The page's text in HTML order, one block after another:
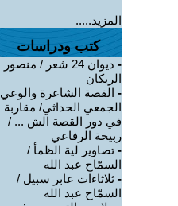
المزيد.....
كتب ودراسات
-
ديوان 24 شعر / منصور
الريكان
- القصة الشاعرة والوعي
الجمعي الحداثي/ مقاربة
في دور القصة الش ... /
ربيحة الرفاعي
- تصاوير لية الظمأ /
السمّاح عبد الله
- ثلاثاءات عابر سبيل /
السمّاح عبد الله